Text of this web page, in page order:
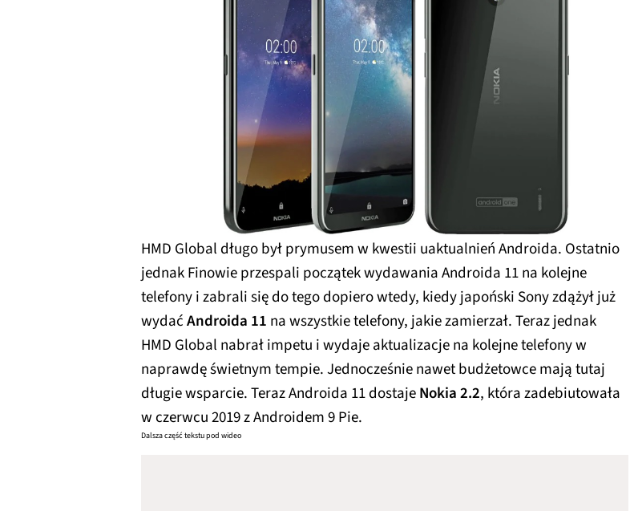
HMD Global długo był prymusem w kwestii uaktualnień Androida. Ostatnio
jednak Finowie przespali początek wydawania Androida 11 na kolejne
telefony i zabrali się do tego dopiero wtedy, kiedy japoński Sony zdążył już
wydaćAndroida 11 na wszystkie telefony, jakie zamierzał. Teraz jednak
HMD Global nabrał impetu i wydaje aktualizacje na kolejne telefony w
naprawdę świetnym tempie. Jednocześnie nawet budżetowce mają tutaj
długie wsparcie. Teraz Androida 11 dostajeNokia 2.2, która zadebiutowała
w czerwcu 2019 z Androidem 9 Pie.
Dalsza część tekstu pod wideo